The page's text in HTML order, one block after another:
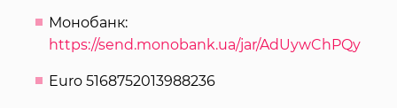
Монобанк:
https://send.monobank.ua/jar/AdUywChPQy
Euro 5168752013988236